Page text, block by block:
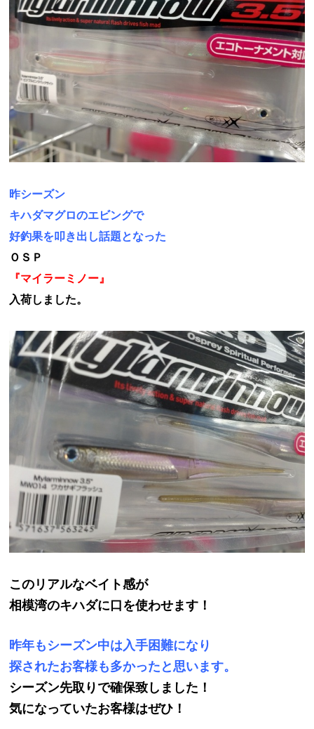
昨シーズン
キハダマグロのエビングで
好釣果を叩き出し話題となった
ＯＳＰ
『マイラーミノー』
入荷しました。
このリアルなベイト感が
相模湾のキハダに口を使わせます！
昨年もシーズン中は入手困難になり
探されたお客様も多かったと思います。
シーズン先取りで確保致しました！
気になっていたお客様はぜひ！